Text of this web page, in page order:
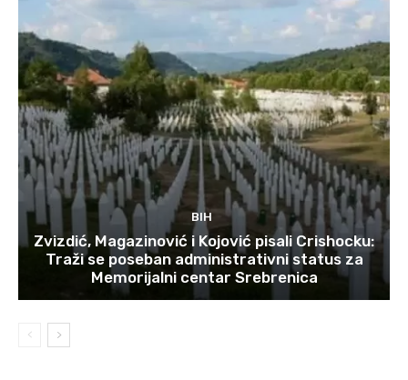
BIH
Zvizdić, Magazinović i Kojović pisali Crishocku:
Traži se poseban administrativni status za
Memorijalni centar Srebrenica